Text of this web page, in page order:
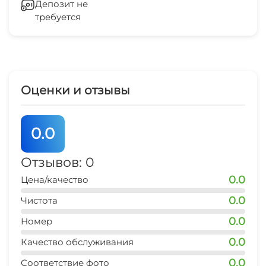
Место для пикника
Оборудование для встреч и
Кондиционер
Лифт
Отопление
Гладильные принадлежности
Зеленый двор
Депозит не
требуется
Оценки и отзывы
0.0
Отзывов: 0
Цена/качество 0.0
Чистота 0.0
Номер 0.0
Качество обслуживания 0.0
Соответствие фото 0.0